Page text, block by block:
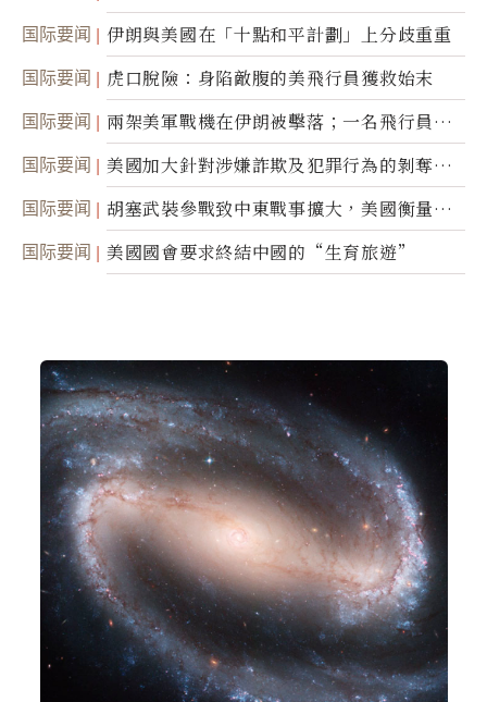
間接技術轉讓
国际要闻 伊朗與美國在「十點和平計劃」上分歧重重
国际要闻 虎口脫險：身陷敵腹的美飛行員獲救始末
国际要闻
兩架美軍戰機在伊朗被擊落；一名飛行員失
蹤
国际要闻
美國加大針對涉嫌詐欺及犯罪行為的剝奪公
民權力度
国际要闻
胡塞武裝參戰致中東戰事擴大，美國衡量地
面入侵的可能性
国际要闻 美國國會要求終結中國的“生育旅遊”